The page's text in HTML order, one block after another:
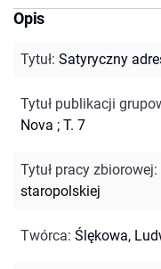
Opis
Tytuł: Satyryczny
Tytuł publikacji
Nova ; T. 7
Tytuł pracy zbiorowej:
staropolskiej
Twórca: Ślękowa,